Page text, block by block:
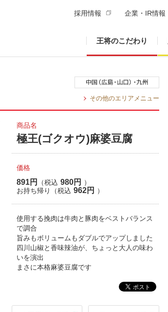
採用情報 企業・IR情報
王将のこだわり
その他のエリアメニュー
商品名
極王(ゴクオウ)麻婆豆腐
価格
891円 （税込 980円
）
お持ち帰り（税込 962円 ）
使用する挽肉は牛肉と豚肉をベストバランス
で調合
旨みもボリュームもダブルでアップしました
四川山椒と香味辣油が、ちょっと大人の味わ
いを演出
まさに本格麻婆豆腐です